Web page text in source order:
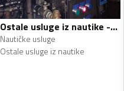
Ostale usluge iz nautike - Nautičke usluge
Nautičke usluge
Ostale usluge iz nautike